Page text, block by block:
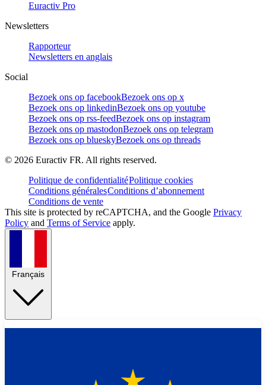
Euractiv Pro
Newsletters
Rapporteur
Newsletters en anglais
Social
Bezoek ons op facebookBezoek ons op x
Bezoek ons op linkedinBezoek ons op youtube
Bezoek ons op rss-feedBezoek ons op instagram
Bezoek ons op mastodonBezoek ons op telegram
Bezoek ons op blueskyBezoek ons op threads
© 2026 Euractiv FR. All rights reserved.
Politique de confidentialitéPolitique cookies
Conditions généralesConditions d’abonnement
Conditions de vente
This site is protected by reCAPTCHA, and the Google Privacy
Policy and Terms of Service apply.
Français